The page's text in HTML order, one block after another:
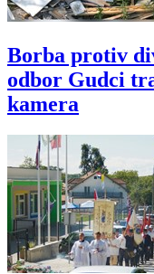
Borba protiv
odbor Gudci
kamera